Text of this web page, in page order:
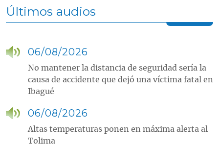
Últimos audios
06/08/2026
No mantener la distancia de seguridad sería la
causa de accidente que dejó una víctima fatal en
Ibagué
06/08/2026
Altas temperaturas ponen en máxima alerta al
Tolima